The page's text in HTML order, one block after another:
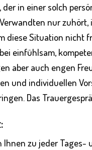
der in einer solch
nur
diese Situation nicht
einfühlsam,
aber auch engen
und individuellen
Das
Ihnen zu jeder Tages-